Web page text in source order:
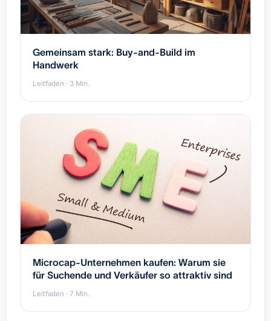
Gemeinsam stark: Buy-and-Build im
Handwerk
Leitfaden · 3 Min.
Microcap-Unternehmen kaufen: Warum sie
für Suchende und Verkäufer so attraktiv sind
Leitfaden · 7 Min.